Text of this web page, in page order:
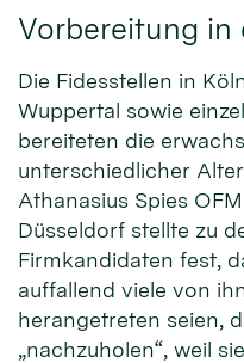
Vorbereitung in
Die Fidesstellen in
Wuppertal sowie
bereiteten die
unterschiedlicher
Athanasius Spies
Düsseldorf stellte zu
Firmkandidaten fest,
auffallend viele von
herangetreten seien,
„nachzuholen“, weil